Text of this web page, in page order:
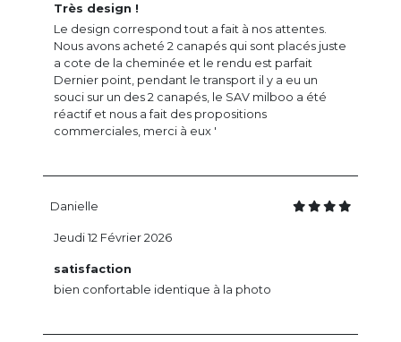
Très design !
Le design correspond tout a fait à nos attentes.
Nous avons acheté 2 canapés qui sont placés juste
a cote de la cheminée et le rendu est parfait
Dernier point, pendant le transport il y a eu un
souci sur un des 2 canapés, le SAV milboo a été
réactif et nous a fait des propositions
commerciales, merci à eux '
Danielle
satisfaction
bien confortable identique à la photo
Jeudi 12 Février 2026